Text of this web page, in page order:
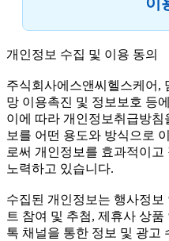
개인정보 수집 및 이용 동의
주식회사에스앤씨헬스케어,
망 이용촉진 및 정보보호 등
이에 따라 개인정보취급방
보를 어떤 용도와 방식으로
로써 개인정보를 효과적이
노력하고 있습니다.
수집된 개인정보는 행사정보
트 참여 및 추첨, 제휴사 상
톡 채널을 통한 정보 및 광고